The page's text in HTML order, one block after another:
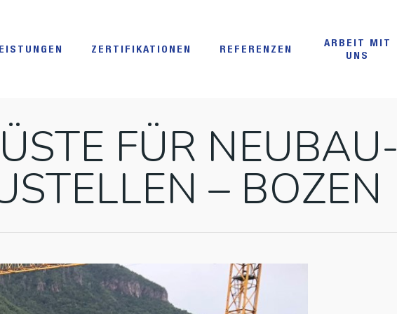
ZERTIFIKATIONEN REFERENZEN
ARBEIT MIT
UNS
FÜR NEUBAU-
– BOZEN